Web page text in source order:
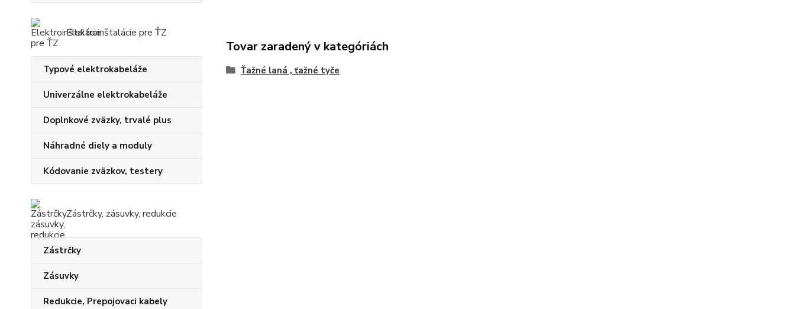
Elektroinštalácie pre ŤZ
Typové elektrokabeláže
Univerzálne elektrokabeláže
Doplnkové zväzky, trvalé plus
Náhradné diely a moduly
Kódovanie zväzkov, testery
Zástrčky, zásuvky, redukcie
Zástrčky
Zásuvky
Redukcie, Prepojovaci kabely
Tovar zaradený v kategóriách
Ťažné laná , ťažné tyče